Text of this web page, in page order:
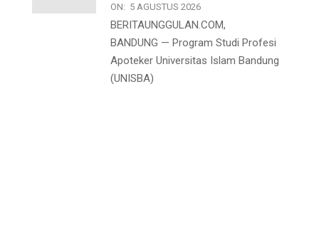
ON: 5 AGUSTUS 2026
BERITAUNGGULAN.COM,
BANDUNG — Program Studi Profesi
Apoteker Universitas Islam Bandung
(UNISBA)